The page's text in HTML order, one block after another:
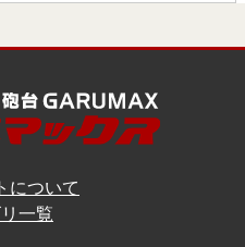
について
一覧